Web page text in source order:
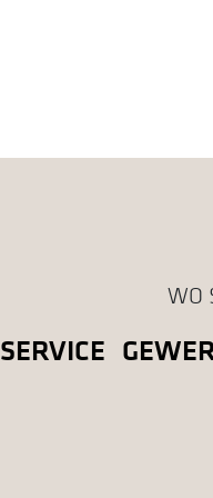
WO
SERVICE